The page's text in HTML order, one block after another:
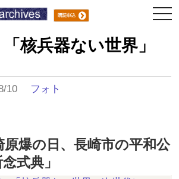
核兵器ない世界」
10 フォト
原爆の日、長崎市の平和公
式典」